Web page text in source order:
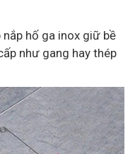
hố ga inox giữ bề
như gang hay thép